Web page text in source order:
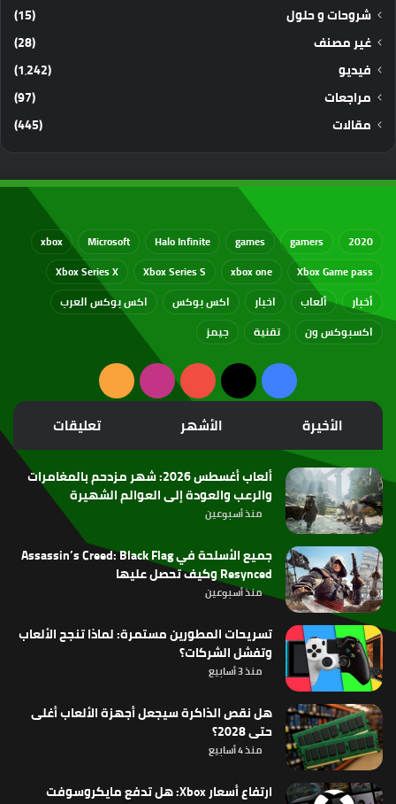
شروحات و حلول
(15)
غير مصنف
(28)
فيديو
(1٬242)
مراجعات
(97)
مقالات
(445)
2020
gamers
games
Halo Infinite
Microsoft
xbox
Xbox Game pass
xbox one
Xbox Series S
Xbox Series X
أخبار
ألعاب اخبار اكس بوكس
اكس بوكس العرب
اكسبوكس ون
تقنية جيمز
فيسبوك
‫X
‫YouTubeانستقرامملخص
الموقع
RSS
الأخيرة الأشهر تعليقات
ألعاب أغسطس 2026: شهر مزدحم بالمغامرات
والرعب والعودة إلى العوالم الشهيرة
منذ أسبوعين
جميع الأسلحة في Assassin’s Creed: Black Flag
Resynced وكيف تحصل عليها
منذ أسبوعين
تسريحات المطورين مستمرة: لماذا تنجح الألعاب
وتفشل الشركات؟
منذ 3 أسابيع
هل نقص الذاكرة سيجعل أجهزة الألعاب أغلى
حتى 2028؟
منذ 4 أسابيع
ارتفاع أسعار Xbox: هل تدفع مايكروسوفت